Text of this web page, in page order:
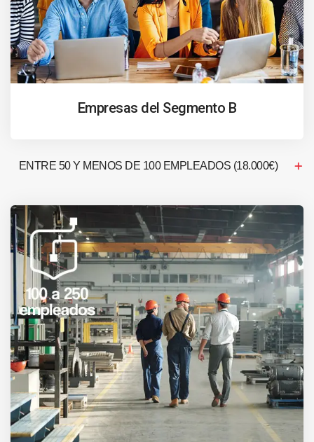
Empresas del Segmento B
ENTRE 50 Y MENOS DE 100 EMPLEADOS (18.000€)